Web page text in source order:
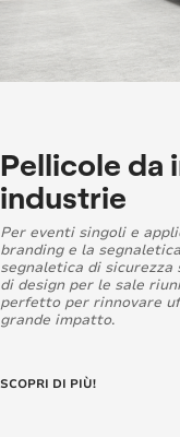
Pellicole da
industrie
Per eventi singoli e
branding e la
segnaletica di
di design per le sale
perfetto per rinnovare
grande impatto.
SCOPRI DI PIÙ!